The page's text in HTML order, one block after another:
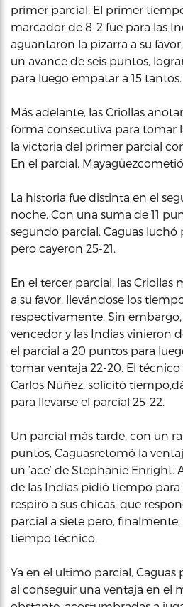
primer parcial. El primer
marcador de 8-2 fue para las
aguantaron la pizarra a su
un avance de seis puntos,
para luego empatar a 15 tantos.
Más adelante, las Criollas
forma consecutiva para tomar
la victoria del primer parcial
En el parcial,
La historia fue distinta en el
noche. Con una suma de 11
segundo parcial, Caguas luchó
pero cayeron 25-21.
En el tercer parcial, las Criollas
a su favor, llevándose los
respectivamente. Sin
vencedor y las Indias vinieron
el parcial a 20 puntos para
tomar ventaja 22-20. El técnico
Carlos Núñez, solicitó
para llevarse el parcial 25-22.
Un parcial más tarde, con un
puntos, Caguasretomó la
un ‘ace’ de Stephanie
de las Indias pidió tiempo
respiro a sus chicas, que
parcial a siete pero,
tiempo técnico.
Ya en el ultimo parcial,
al conseguir una ventaja en el